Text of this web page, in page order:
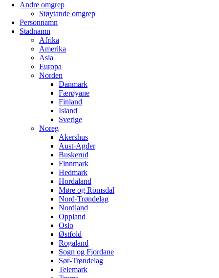
Andre omgrep
Støytande omgrep
Personnamn
Stadnamn
Afrika
Amerika
Asia
Europa
Norden
Danmark
Færøyane
Finland
Island
Sverige
Noreg
Akershus
Aust-Agder
Buskerud
Finnmark
Hedmark
Hordaland
Møre og Romsdal
Nord-Trøndelag
Nordland
Oppland
Oslo
Østfold
Rogaland
Sogn og Fjordane
Sør-Trøndelag
Telemark